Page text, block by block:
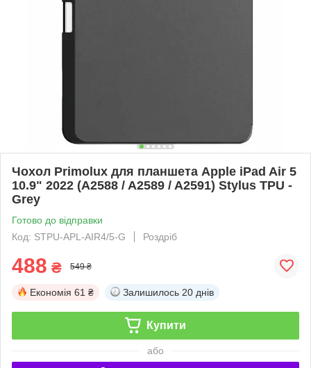
Чохол Primolux для планшета Apple iPad Air 5
10.9" 2022 (A2588 / A2589 / A2591) Stylus TPU -
Grey
Готово до відправки
Код: STPU-APL-AIR4/5-G
Роздріб
488 ₴ 549 ₴
Економія 61 ₴ Залишилось 20 днів
Купити
або